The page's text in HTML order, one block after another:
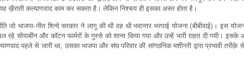
ख़ैराती कल्याणवाद काम कर सकता है। लेकिन निश्चय ही इसका असर होता है।
जो भाजपा-नीत शिन्दे सरकार ने लागू की थी वह थी भवान्तर भरपाई योजना (बीबीवाई)। इस
रहे सोयाबीन और कॉटन फार्मरों के गुस्से को शान्त किया गया और उन्हें भारी राहत दी गयी। इसके
पहले से जारी था, उसका भाजपा और संघ परिवार की सांगठनिक मशीनरी द्वारा प्रभावी तरीक़े